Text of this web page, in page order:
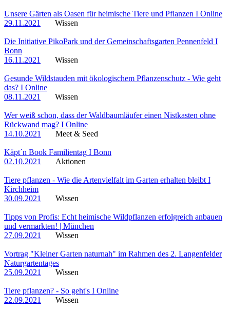
Unsere Gärten als Oasen für heimische Tiere und Pflanzen I Online
29.11.2021
Wissen
Die Initiative PikoPark und der Gemeinschaftsgarten Pennenfeld I
Bonn
16.11.2021
Wissen
Gesunde Wildstauden mit ökologischem Pflanzenschutz - Wie geht
das? I Online
08.11.2021
Wissen
Wer weiß schon, dass der Waldbaumläufer einen Nistkasten ohne
Rückwand mag? I Online
14.10.2021
Meet & Seed
Käpt´n Book Familientag I Bonn
02.10.2021
Aktionen
Tiere pflanzen - Wie die Artenvielfalt im Garten erhalten bleibt I
Kirchheim
30.09.2021
Wissen
Tipps von Profis: Echt heimische Wildpflanzen erfolgreich anbauen
und vermarkten! | München
27.09.2021
Wissen
Vortrag "Kleiner Garten naturnah" im Rahmen des 2. Langenfelder
Naturgartentages
25.09.2021
Wissen
Tiere pflanzen? - So geht's I Online
22.09.2021
Wissen